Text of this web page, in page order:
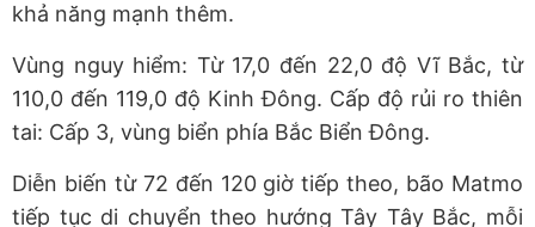
khả năng mạnh thêm.
Vùng nguy hiểm: Từ 17,0 đến 22,0 độ Vĩ Bắc, từ
110,0 đến 119,0 độ Kinh Đông. Cấp độ rủi ro thiên
tai: Cấp 3, vùng biển phía Bắc Biển Đông.
Diễn biến từ 72 đến 120 giờ tiếp theo, bão Matmo
tiếp tục di chuyển theo hướng Tây Tây Bắc, mỗi